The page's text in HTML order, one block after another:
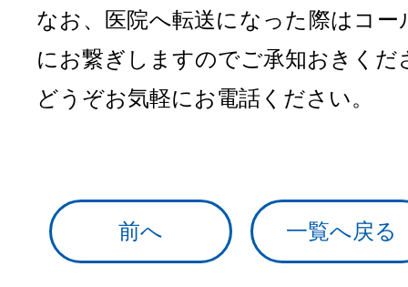
なお、医院へ転送になった際はコ
にお繋ぎしますのでご承知おきくだ
どうぞお気軽にお電話ください。
前へ 一覧へ戻る